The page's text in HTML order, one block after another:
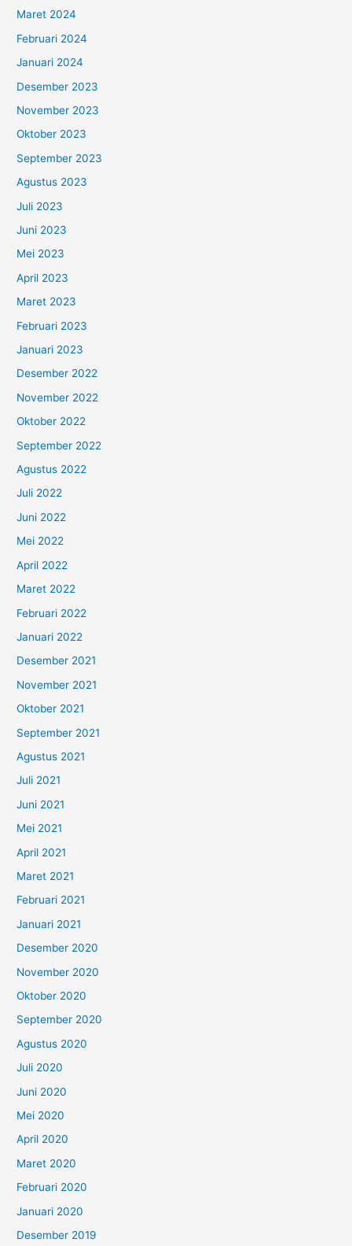
Maret 2024
Februari 2024
Januari 2024
Desember 2023
November 2023
Oktober 2023
September 2023
Agustus 2023
Juli 2023
Juni 2023
Mei 2023
April 2023
Maret 2023
Februari 2023
Januari 2023
Desember 2022
November 2022
Oktober 2022
September 2022
Agustus 2022
Juli 2022
Juni 2022
Mei 2022
April 2022
Maret 2022
Februari 2022
Januari 2022
Desember 2021
November 2021
Oktober 2021
September 2021
Agustus 2021
Juli 2021
Juni 2021
Mei 2021
April 2021
Maret 2021
Februari 2021
Januari 2021
Desember 2020
November 2020
Oktober 2020
September 2020
Agustus 2020
Juli 2020
Juni 2020
Mei 2020
April 2020
Maret 2020
Februari 2020
Januari 2020
Desember 2019